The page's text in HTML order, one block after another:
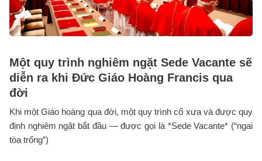
Một quy trình nghiêm ngặt Sede Vacante sẽ
diễn ra khi Đức Giáo Hoàng Francis qua
đời
Khi một Giáo hoàng qua đời, một quy trình cổ xưa và được quy
định nghiêm ngặt bắt đầu — được gọi là *Sede Vacante* (“ngai
tòa trống”)